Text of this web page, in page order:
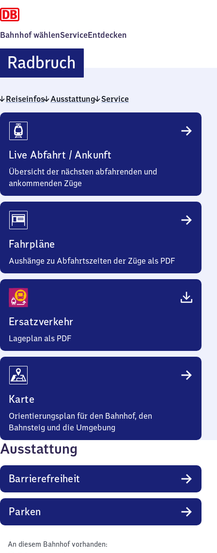
Bahnhof wählenServiceEntdecken
RadbruchRadbruch
Reiseinfos Ausstattung Service
Reiseinfos
Live Abfahrt / Ankunft
Übersicht der nächsten abfahrenden und
ankommenden Züge
Fahrpläne
Aushänge zu Abfahrtszeiten der Züge als PDF
Ersatzverkehr
Lageplan als PDF
Karte
Orientierungsplan für den Bahnhof, den
Bahnsteig und die Umgebung
Ausstattung
Barrierefreiheit
Parken
An diesem Bahnhof vorhanden: